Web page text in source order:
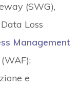
(SWG),
Loss
Management
e